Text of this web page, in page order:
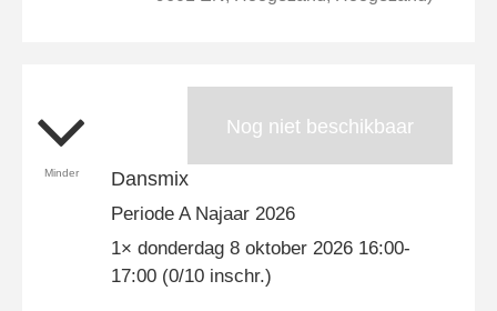
Nog niet beschikbaar
Minder Dansmix
Periode A Najaar 2026
1× donderdag 8 oktober 2026 16:00-
17:00 (0/10 inschr.)